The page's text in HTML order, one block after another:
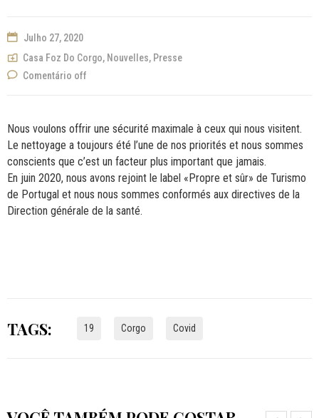
Julho 27, 2020
Casa Foz Do Corgo, Nouvelles, Presse
Comentário off
Nous voulons offrir une sécurité maximale à ceux qui nous visitent.
Le nettoyage a toujours été l’une de nos priorités et nous sommes
conscients que c’est un facteur plus important que jamais.
En juin 2020, nous avons rejoint le label «Propre et sûr» de Turismo
de Portugal et nous nous sommes conformés aux directives de la
Direction générale de la santé.
TAGS: 19 Corgo Covid